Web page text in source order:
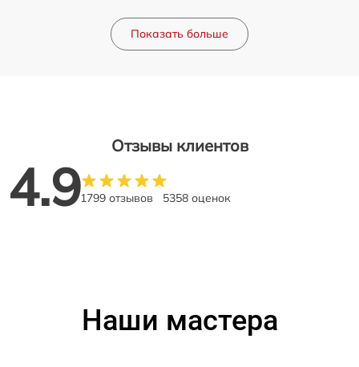
Показать больше
Отзывы клиентов
4.91799 отзывов 5358 оценок
Наши мастера